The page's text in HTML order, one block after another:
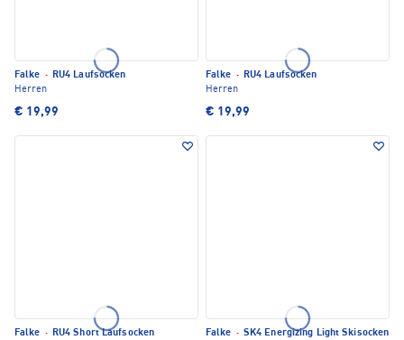
Falke · RU4 Laufsocken
Herren
€ 19,99
Falke · RU4 Laufsocken
Herren
€ 19,99
Falke · RU4 Short Laufsocken
Falke · SK4 Energizing Light Skisocken